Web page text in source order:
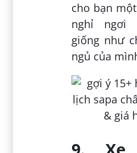
cho bạn
nghỉ ngơi
giống như
ngủ của